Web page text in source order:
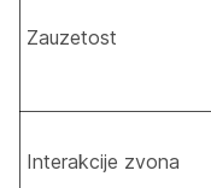
Zauzetost
Interakcije zvona